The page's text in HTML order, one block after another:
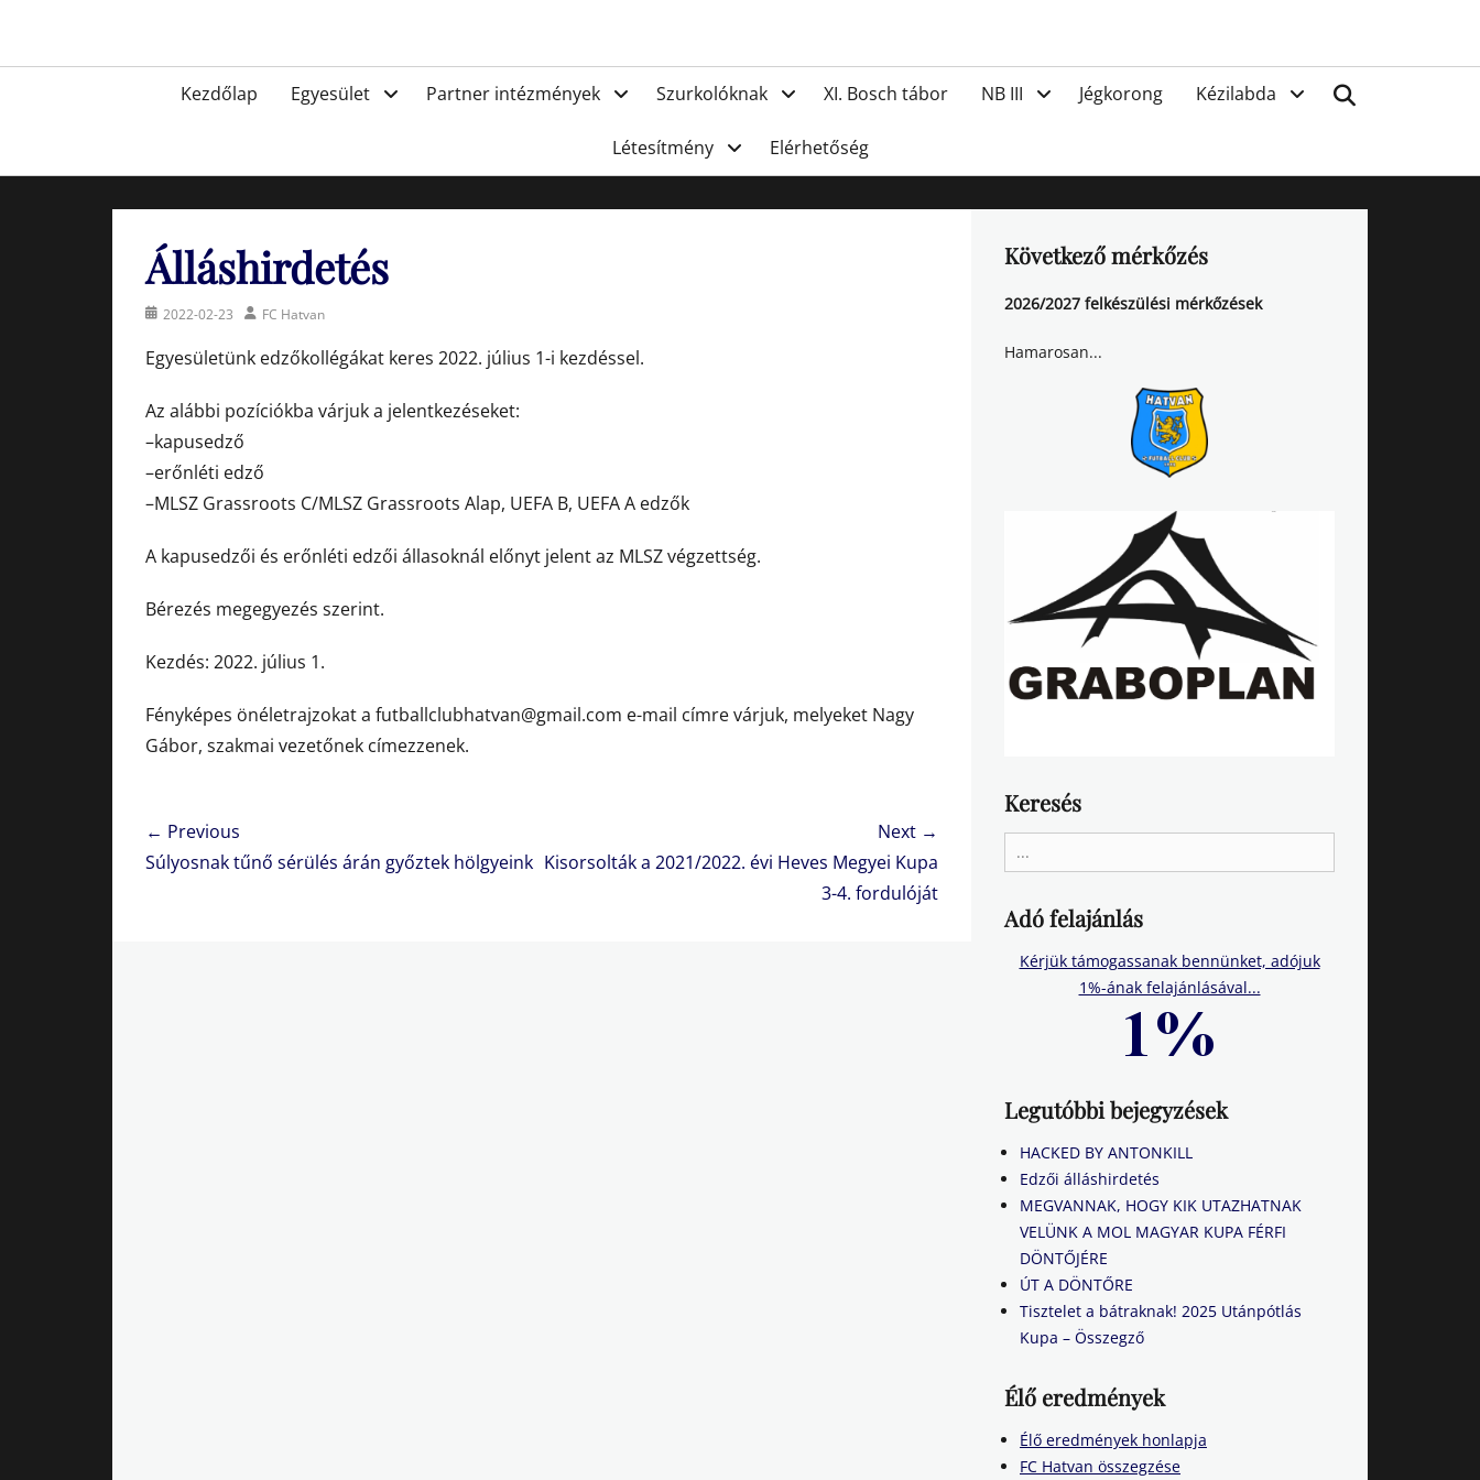
FC Hatvan
PrimaryKezdőlap Egyesület Partner intézmények Szurkolóknak XI. Bosch tábor NB III Jégkorong Kézilabda
Létesítmény Elérhetőség
Álláshirdetés
Posted2022-02-23 AuthorFC Hatvan
Egyesületünk edzőkollégákat keres 2022. július 1-i kezdéssel.
Az alábbi pozíciókba várjuk a jelentkezéseket:
–kapusedző
–erőnléti edző
–MLSZ Grassroots C/MLSZ Grassroots Alap, UEFA B, UEFA A edzők
A kapusedzői és erőnléti edzői állasoknál előnyt jelent az MLSZ végzettség.
Bérezés megegyezés szerint.
Kezdés: 2022. július 1.
Fényképes önéletrajzokat a futballclubhatvan@gmail.com e-mail címre várjuk, melyeket Nagy
Gábor, szakmai vezetőnek címezzenek.
Bejegyzés
navigáció
← Previous
Previous
Súlyosnak tűnő sérülés árán győztek hölgyeink
Next →
Next
Kisorsolták a 2021/2022. évi Heves Megyei Kupa
3-4. fordulóját
Következő mérkőzés
2026/2027 felkészülési mérkőzések
Hamarosan...
Keresés
for:
Adó felajánlás
Kérjük támogassanak bennünket, adójuk
1%-ának felajánlásával...
Legutóbbi bejegyzések
HACKED BY ANTONKILL
Edzői álláshirdetés
MEGVANNAK, HOGY KIK UTAZHATNAK
VELÜNK A MOL MAGYAR KUPA FÉRFI
DÖNTŐJÉRE
ÚT A DÖNTŐRE
Tisztelet a bátraknak! 2025 Utánpótlás
Kupa – Összegző
Élő eredmények
Élő eredmények honlapja
FC Hatvan összegzése